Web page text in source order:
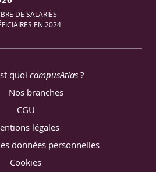
DE SALARIÉS
EN 2024
quoi campusAtlas ?
Nos branches
CGU
légales
données personnelles
Cookies